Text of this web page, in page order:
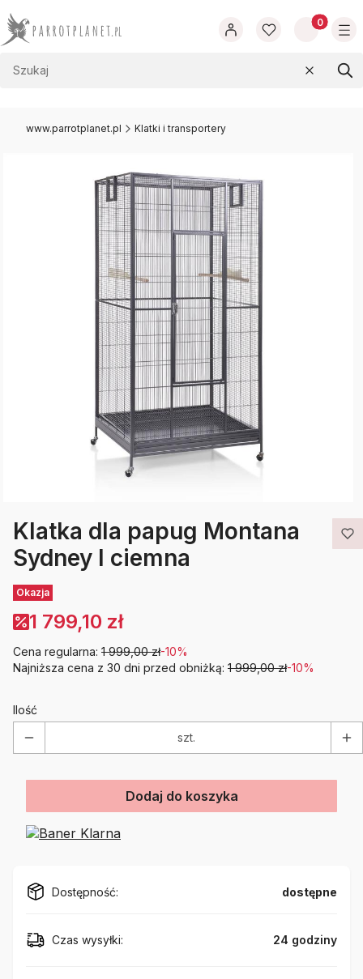
Produkty
Wyczyść
www.parrotplanet.pl Klatki i transportery
Klatka dla papug Montana
Sydney I ciemna
Etykiety
Okazja
1 799,10 zł
Cena regularna: 1 999,00 zł-10%
Najniższa cena z 30 dni przed obniżką: 1 999,00 zł-10%
Ilość
szt.
Dodaj do koszyka
Dostępność: dostępne
Czas wysyłki: 24 godziny